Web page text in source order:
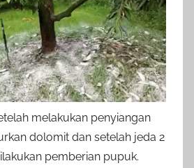
melakukan penyiangan
dolomit dan setelah jeda 2
pemberian pupuk.